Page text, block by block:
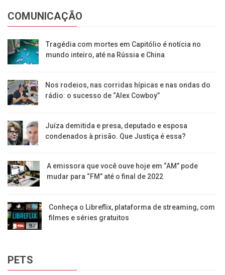
COMUNICAÇÃO
Tragédia com mortes em Capitólio é notícia no
mundo inteiro, até na Rússia e China
Nos rodeios, nas corridas hípicas e nas ondas do
rádio: o sucesso de “Alex Cowboy”
Juíza demitida e presa, deputado e esposa
condenados à prisão. Que Justiça é essa?
A emissora que você ouve hoje em “AM” pode
mudar para “FM” até o final de 2022
Conheça o Libreflix, plataforma de streaming, com
filmes e séries gratuitos
PETS